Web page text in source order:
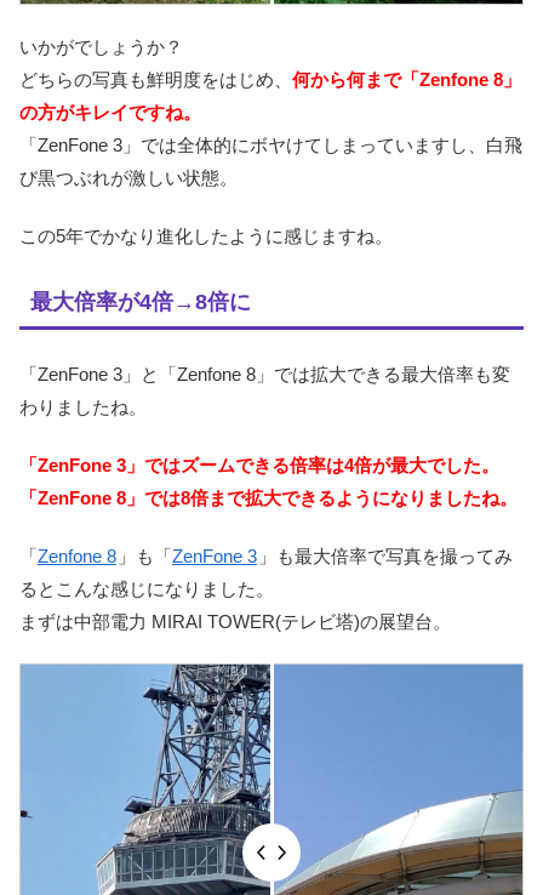
いかがでしょうか？
どちらの写真も鮮明度をはじめ、 何から何まで「Zenfone 8」
の方がキレイですね。
「ZenFone 3」では全体的にボヤけてしまっていますし、白飛
び黒つぶれが激しい状態。
この5年でかなり進化したように感じますね。
最大倍率が4倍→8倍に
「ZenFone 3」と「Zenfone 8」では拡大できる最大倍率も変
わりましたね。
「ZenFone 3」ではズームできる倍率は4倍が最大でした。
「ZenFone 8」では8倍まで拡大できるようになりましたね。
「Zenfone 8 」も「ZenFone 3 」も最大倍率で写真を撮ってみ
るとこんな感じになりました。
まずは中部電力 MIRAI TOWER(テレビ塔)の展望台。